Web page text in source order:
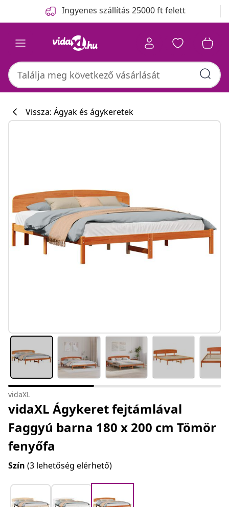
Ingyenes szállítás 25000 ft felett
Vissza: Ágyak és ágykeretek
vidaXL
vidaXL Ágykeret fejtámlával
Faggyú barna 180 x 200 cm Tömör
fenyőfa
Szín (3 lehetőség elérhető)